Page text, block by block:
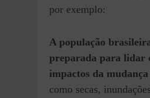
por exemplo:
A população
preparada para lidar
impactos da mudança
como secas,